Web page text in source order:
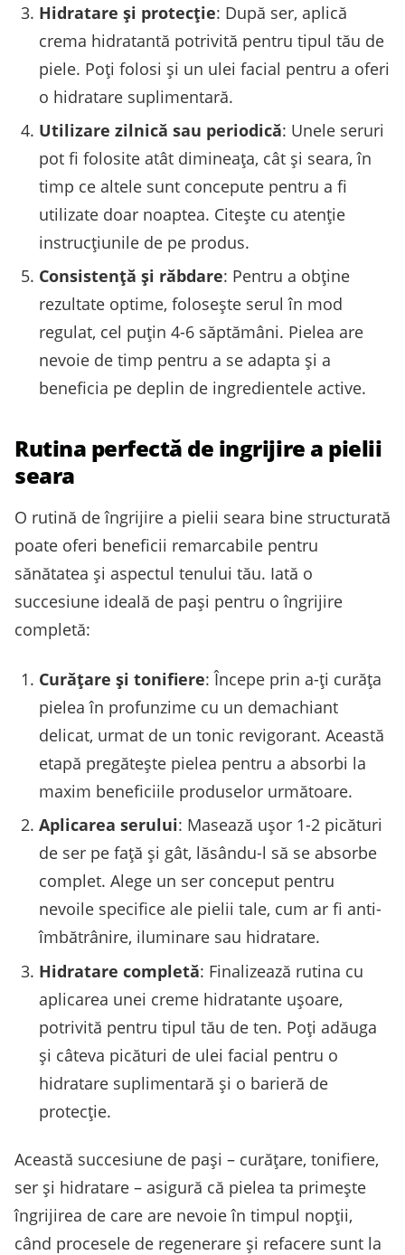
Hidratare și protecție: După ser, aplică
crema hidratantă potrivită pentru tipul tău de
piele. Poți folosi și un ulei facial pentru a oferi
o hidratare suplimentară.
Utilizare zilnică sau periodică: Unele seruri
pot fi folosite atât dimineața, cât și seara, în
timp ce altele sunt concepute pentru a fi
utilizate doar noaptea. Citește cu atenție
instrucțiunile de pe produs.
Consistență și răbdare: Pentru a obține
rezultate optime, folosește serul în mod
regulat, cel puțin 4-6 săptămâni. Pielea are
nevoie de timp pentru a se adapta și a
beneficia pe deplin de ingredientele active.
Rutina perfectă de ingrijire a pielii
seara
O rutină de îngrijire a pielii seara bine structurată
poate oferi beneficii remarcabile pentru
sănătatea și aspectul tenului tău. Iată o
succesiune ideală de pași pentru o îngrijire
completă:
Curățare și tonifiere: Începe prin a-ți curăța
pielea în profunzime cu un demachiant
delicat, urmat de un tonic revigorant. Această
etapă pregătește pielea pentru a absorbi la
maxim beneficiile produselor următoare.
Aplicarea serului: Masează ușor 1-2 picături
de ser pe față și gât, lăsându-l să se absorbe
complet. Alege un ser conceput pentru
nevoile specifice ale pielii tale, cum ar fi anti-
îmbătrânire, iluminare sau hidratare.
Hidratare completă: Finalizează rutina cu
aplicarea unei creme hidratante ușoare,
potrivită pentru tipul tău de ten. Poți adăuga
și câteva picături de ulei facial pentru o
hidratare suplimentară și o barieră de
protecție.
Această succesiune de pași – curățare, tonifiere,
ser și hidratare – asigură că pielea ta primește
îngrijirea de care are nevoie în timpul nopții,
când procesele de regenerare și refacere sunt la